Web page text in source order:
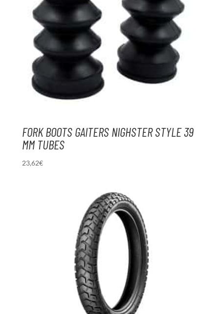
FORK BOOTS GAITERS NIGHSTER STYLE 39
MM TUBES
23,62€